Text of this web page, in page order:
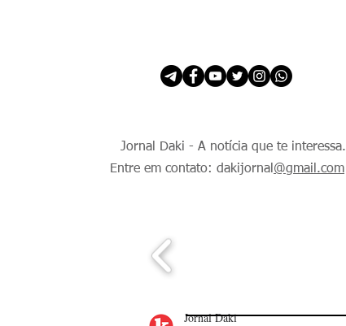
Jornal Daki - A notícia que te interessa.
Entre em contato: dakijornal @gmail.com
Jornal Daki